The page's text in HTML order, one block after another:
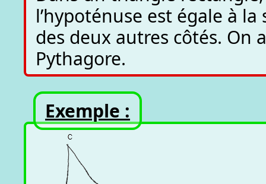
l’hypoténuse est égale à
des deux autres côtés. On
Pythagore.
Exemple :